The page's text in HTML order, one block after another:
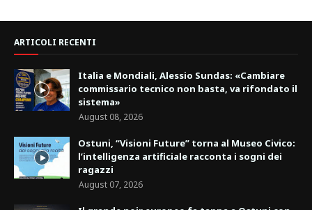
ARTICOLI RECENTI
Italia e Mondiali, Alessio Sundas: «Cambiare
commissario tecnico non basta, va rifondato il
sistema»
August 08, 2026
Ostuni, “Visioni Future” torna al Museo Civico:
l’intelligenza artificiale racconta i sogni dei
ragazzi
August 07, 2026